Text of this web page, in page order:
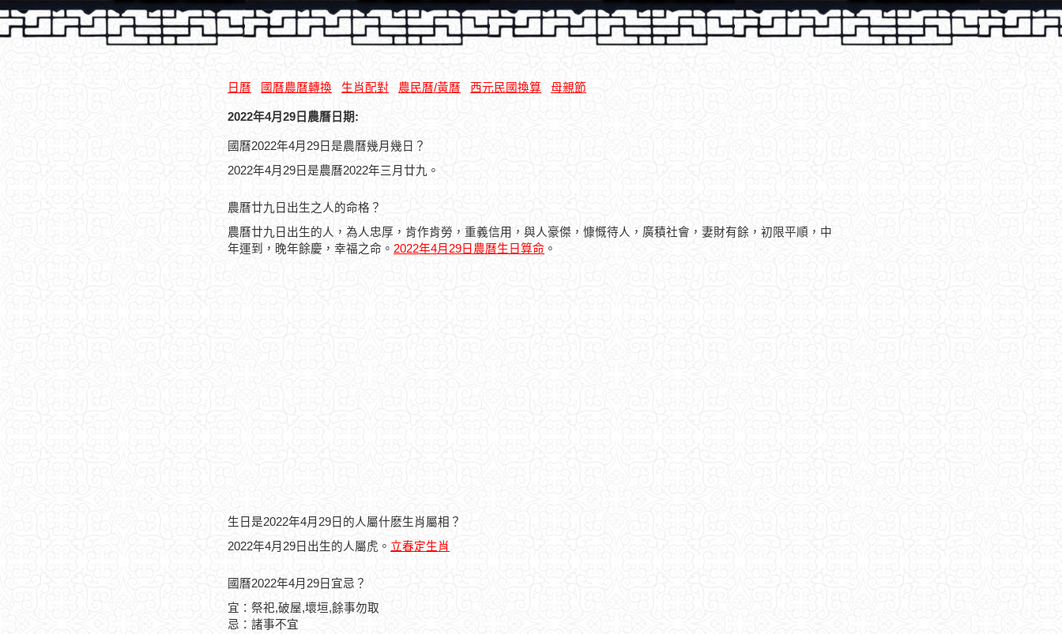
日曆 國曆農曆轉換 生肖配對 農民曆/黃曆 西元民國換算 母親節
2022年4月29日農曆日期:
國曆2022年4月29日是農曆幾月幾日？
2022年4月29日是農曆2022年三月廿九。
農曆廿九日出生之人的命格？
農曆廿九日出生的人，為人忠厚，肯作肯勞，重義信用，與人豪傑，慷慨待人，廣積社會，妻財有餘，初限平順，中
年運到，晚年餘慶，幸福之命。 2022年4月29日農曆生日算命 。
生日是2022年4月29日的人屬什麽生肖屬相？
2022年4月29日出生的人屬虎。 立春定生肖
國曆2022年4月29日宜忌？
宜：祭祀,破屋,壞垣,餘事勿取
忌：諸事不宜